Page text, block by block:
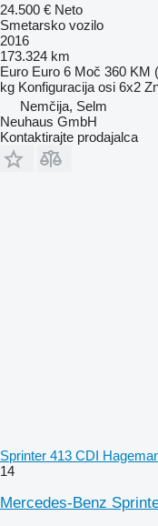
24.500 € Neto
Smetarsko vozilo
2016
173.324 km
Euro Euro 6 Moč 360 KM
kg Konfiguracija osi 6x2
Nemčija, Selm
Neuhaus GmbH
Kontaktirajte prodajalca
Sprinter 413 CDI
14
Mercedes-Benz